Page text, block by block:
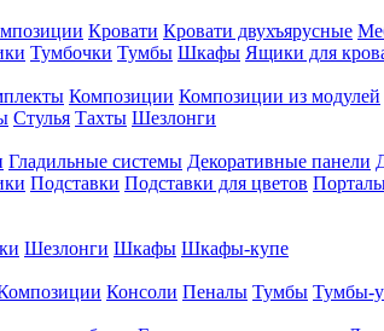
Кровати Кровати двухъярусные
Тумбочки Тумбы Шкафы Ящики для
Композиции Композиции из модулей
Стулья Тахты Шезлонги
Гладильные системы Декоративные панели
Подставки Подставки для цветов
Шезлонги Шкафы Шкафы-купе
Консоли Пеналы Тумбы Тумбы-